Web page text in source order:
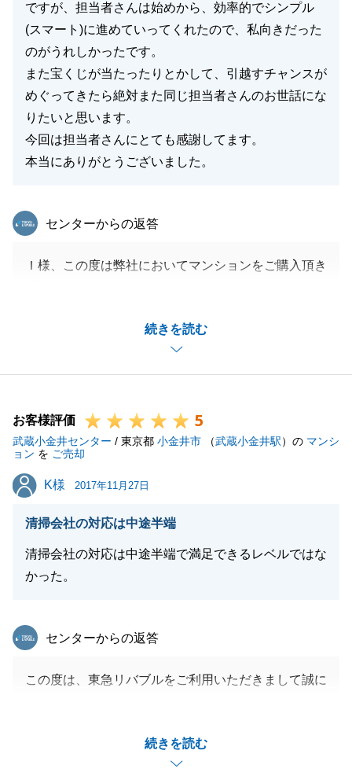
ですが、担当者さんは始めから、効率的でシンプル
(スマート)に進めていってくれたので、私向きだった
のがうれしかったです。
また宝くじが当たったりとかして、引越すチャンスが
めぐってきたら絶対また同じ担当者さんのお世話にな
りたいと思います。
今回は担当者さんにとても感謝してます。
本当にありがとうございました。
続きを読む
東急リバブル
センターからの返答
Ｉ様、この度は弊社においてマンションをご購入頂き
お住まいの住環境がなるべく変わらないように、そし
てＩ様のお子様の学区域内においてお住み替えが出来
るようお探しさせて頂きました。
な顔を一つもせずお取り頂いた事に対し、御礼申し上
げます。
又、Ｉ様が、ご不明点や疑問点等があった際にお仕事
帰りに何度も弊社に足を運んで頂いた事で齟齬なく打
又、お住まいに際し、疑問点や不安な点等ございまし
たら、遠慮なくご相談下さい。
この度は、誠におめでとうございました。
閉じる
お客様評価 5
武蔵小金井センター / 東京都 小金井市 （武蔵小金井駅）の マンシ
ョン を ご売却
K様
K様 2017年11月27日
清掃会社の対応は中途半端
清掃会社の対応は中途半端で満足できるレベルではな
かった。
続きを読む
東急リバブル
センターからの返答
この度は、東急リバブルをご利用いただきまして誠に
ご指摘いただきました内容につきましては、社内でし